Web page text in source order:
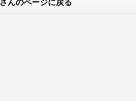
んのページに戻る